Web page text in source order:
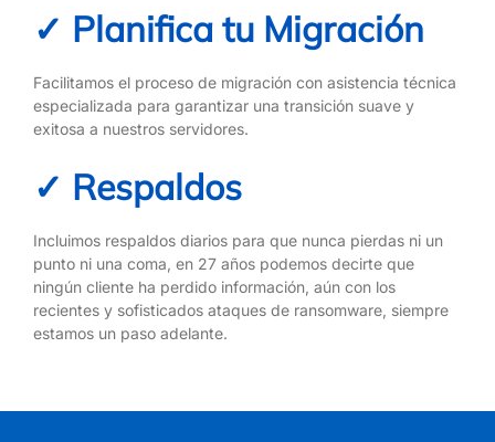
✓ Planifica tu Migración
Facilitamos el proceso de migración con asistencia técnica
especializada para garantizar una transición suave y
exitosa a nuestros servidores.
✓ Respaldos
Incluimos respaldos diarios para que nunca pierdas ni un
punto ni una coma, en 27 años podemos decirte que
ningún cliente ha perdido información, aún con los
recientes y sofisticados ataques de ransomware, siempre
estamos un paso adelante.